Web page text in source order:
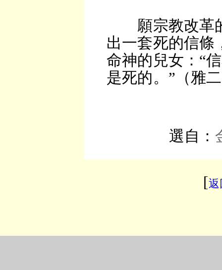
願宗教改革
出一套死的信條
命神的兒女：“
是死的。”（雅
選自：
[返